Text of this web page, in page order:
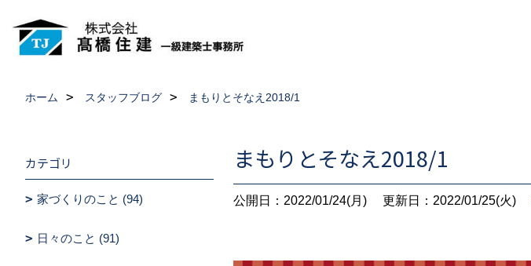
ホーム スタッフブログ まもりとそなえ2018/1
まもりとそなえ2018/1
公開日：2022/01/24(月) 更新日：2022/01/25(火)
カテゴリ
家づくりのこと (94)
日々のこと (91)